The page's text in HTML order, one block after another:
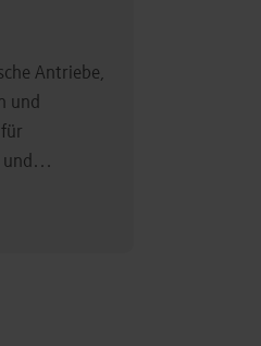
Antriebe,
und
und…